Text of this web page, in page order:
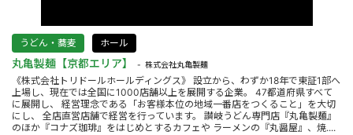
うどん・蕎麦 ホール
丸亀製麺【京都エリア】 株式会社丸亀製麺
《株式会社トリドールホールディングス》 設立から、わずか18年で東証1部へ
上場し、現在では全国に1000店舗以上を展開する企業。 47都道府県すべて
に展開し、 経営理念である「お客様本位の地域一番店をつくること」を大切
にし、 全店直営店舗で経営を行っています。 讃岐うどん専門店『丸亀製麺』
のほか『コナズ珈琲』をはじめとするカフェや ラーメンの『丸醤屋』、焼....